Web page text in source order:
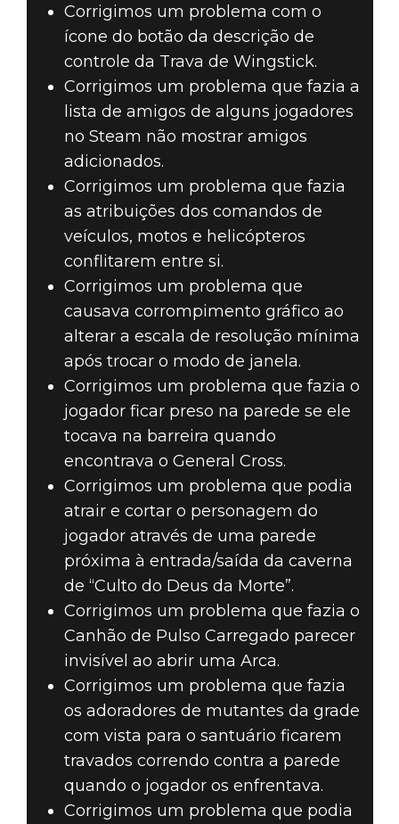
Corrigimos um problema com o
ícone do botão da descrição de
controle da Trava de Wingstick.
Corrigimos um problema que fazia a
lista de amigos de alguns jogadores
no Steam não mostrar amigos
adicionados.
Corrigimos um problema que fazia
as atribuições dos comandos de
veículos, motos e helicópteros
conflitarem entre si.
Corrigimos um problema que
causava corrompimento gráfico ao
alterar a escala de resolução mínima
após trocar o modo de janela.
Corrigimos um problema que fazia o
jogador ficar preso na parede se ele
tocava na barreira quando
encontrava o General Cross.
Corrigimos um problema que podia
atrair e cortar o personagem do
jogador através de uma parede
próxima à entrada/saída da caverna
de “Culto do Deus da Morte”.
Corrigimos um problema que fazia o
Canhão de Pulso Carregado parecer
invisível ao abrir uma Arca.
Corrigimos um problema que fazia
os adoradores de mutantes da grade
com vista para o santuário ficarem
travados correndo contra a parede
quando o jogador os enfrentava.
Corrigimos um problema que podia